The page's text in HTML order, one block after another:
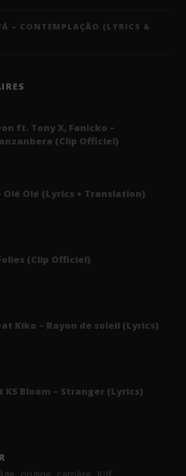
– CONTEMPLAÇÃO (LYRICS &
ft. Tony X, Fanicko –
(Clip Officiel)
Olé Olé (Lyrics + Translation)
(Clip Officiel)
Kiko – Rayon de soleil (Lyrics)
KS Bloom – Stranger (Lyrics)